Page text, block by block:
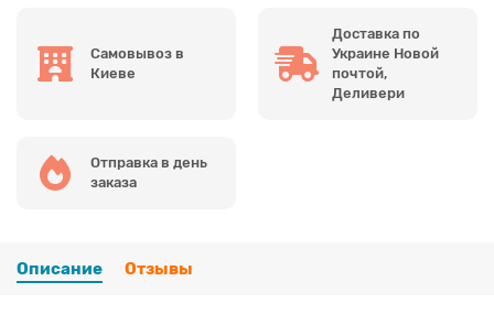
Самовывоз в
Киеве
Доставка по
Украине Новой
почтой,
Деливери
Отправка в день
заказа
Описание Отзывы